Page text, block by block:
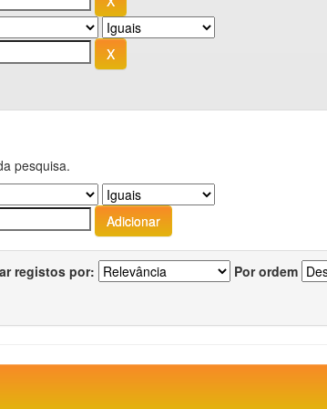
pesquisa.
registos por: Por ordem